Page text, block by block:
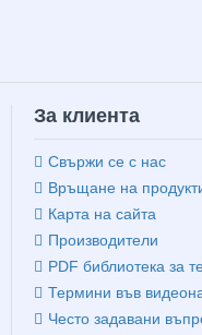
За клиента
Свържи се с нас
Връщане на
Карта на сайта
Производители
PDF библиотека за
Термини във
Често задавани